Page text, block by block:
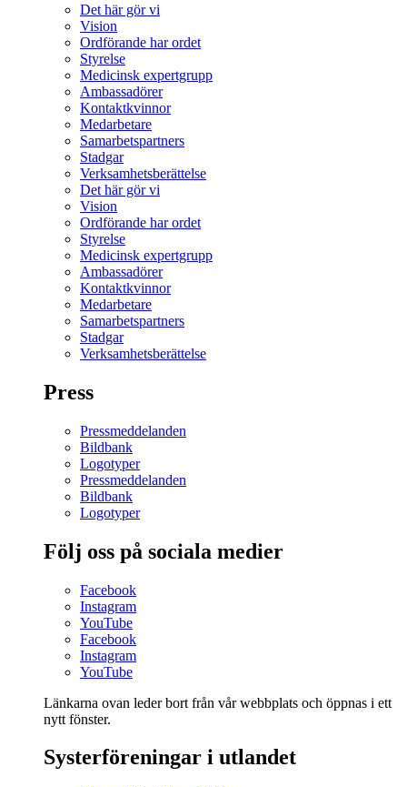
Det här gör vi
Vision
Ordförande har ordet
Styrelse
Medicinsk expertgrupp
Ambassadörer
Kontaktkvinnor
Medarbetare
Samarbetspartners
Stadgar
Verksamhetsberättelse
Det här gör vi
Vision
Ordförande har ordet
Styrelse
Medicinsk expertgrupp
Ambassadörer
Kontaktkvinnor
Medarbetare
Samarbetspartners
Stadgar
Verksamhetsberättelse
Press
Pressmeddelanden
Bildbank
Logotyper
Pressmeddelanden
Bildbank
Logotyper
Följ oss på sociala medier
Facebook
Instagram
YouTube
Facebook
Instagram
YouTube
Länkarna ovan leder bort från vår webbplats och öppnas i ett
nytt fönster.
Systerföreningar i utlandet